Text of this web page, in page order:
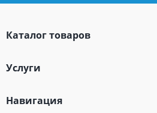
Каталог товаров
Услуги
Навигация